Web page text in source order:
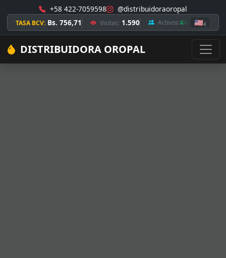
+58 422-7059598 @distribuidoraoropal
TASA BCV: Bs. 756,71 Visitas: 1.590 Activos:4 🇺🇸4
DISTRIBUIDORA OROPAL